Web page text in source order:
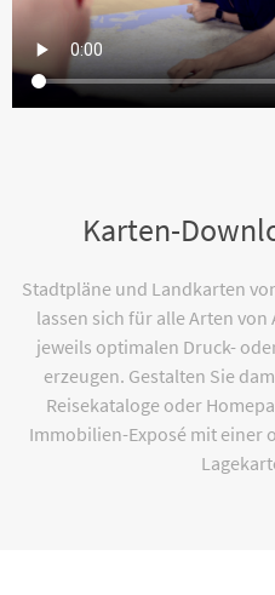
Karten-
Stadtpläne und Landkarten
lassen sich für alle Arten
jeweils optimalen Druck-
erzeugen. Gestalten Sie
Reisekataloge oder
Immobilien-Exposé mit einer